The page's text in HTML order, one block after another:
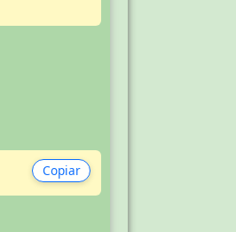
Copiar